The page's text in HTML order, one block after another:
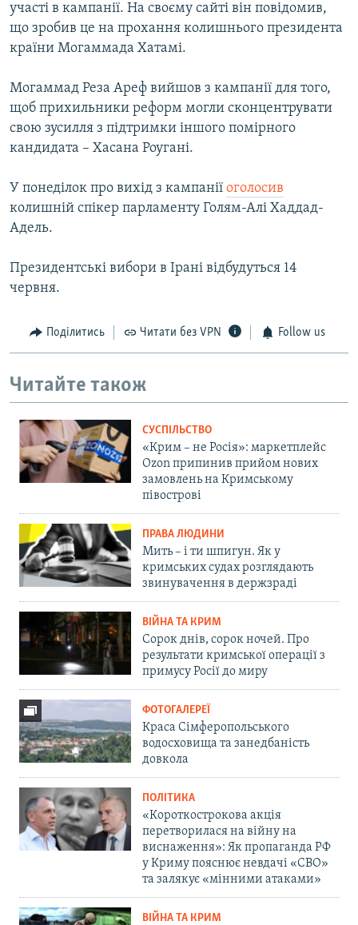
Усі сайти RFE/RL
участі в кампанії. На своєму сайті він повідомив,
що зробив це на прохання колишнього президента
країни Могаммада Хатамі.
Могаммад Реза Ареф вийшов з кампанії для того,
щоб прихильники реформ могли сконцентрувати
свою зусилля з підтримки іншого помірного
кандидата – Хасана Роугані.
У понеділок про вихід з кампанії оголосив
колишній спікер парламенту Голям-Алі Хаддад-
Адель.
Президентські вибори в Ірані відбудуться 14
червня.
Поділитись Читати без VPN Follow us
Читайте також
СУСПІЛЬСТВО
«Крим – не Росія»: маркетплейс
Ozon припинив прийом нових
замовлень на Кримському
півострові
ПРАВА ЛЮДИНИ
Мить – і ти шпигун. Як у
кримських судах розглядають
звинувачення в держзраді
ВІЙНА ТА КРИМ
Сорок днів, сорок ночей. Про
результати кримської операції з
примусу Росії до миру
ФОТОГАЛЕРЕЇ
Краса Сімферопольського
водосховища та занедбаність
довкола
ПОЛІТИКА
«Короткострокова акція
перетворилася на війну на
виснаження»: Як пропаганда РФ
у Криму пояснює невдачі «СВО»
та залякує «мінними атаками»
ВІЙНА ТА КРИМ